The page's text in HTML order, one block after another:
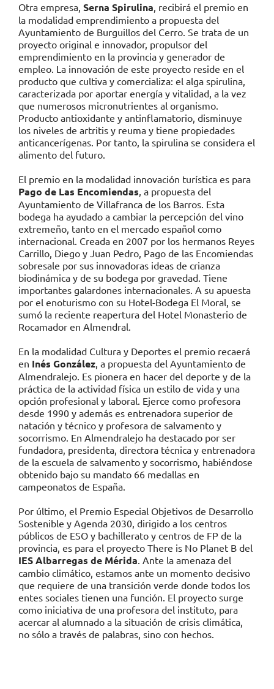
Otra empresa, Serna Spirulina, recibirá el premio en
la modalidad emprendimiento a propuesta del
Ayuntamiento de Burguillos del Cerro. Se trata de un
proyecto original e innovador, propulsor del
emprendimiento en la provincia y generador de
empleo. La innovación de este proyecto reside en el
producto que cultiva y comercializa: el alga spirulina,
caracterizada por aportar energía y vitalidad, a la vez
que numerosos micronutrientes al organismo.
Producto antioxidante y antinflamatorio, disminuye
los niveles de artritis y reuma y tiene propiedades
anticancerígenas. Por tanto, la spirulina se considera el
alimento del futuro.
El premio en la modalidad innovación turística es para
Pago de Las Encomiendas, a propuesta del
Ayuntamiento de Villafranca de los Barros. Esta
bodega ha ayudado a cambiar la percepción del vino
extremeño, tanto en el mercado español como
internacional. Creada en 2007 por los hermanos Reyes
Carrillo, Diego y Juan Pedro, Pago de las Encomiendas
sobresale por sus innovadoras ideas de crianza
biodinámica y de su bodega por gravedad. Tiene
importantes galardones internacionales. A su apuesta
por el enoturismo con su Hotel-Bodega El Moral, se
sumó la reciente reapertura del Hotel Monasterio de
Rocamador en Almendral.
En la modalidad Cultura y Deportes el premio recaerá
en Inés González, a propuesta del Ayuntamiento de
Almendralejo. Es pionera en hacer del deporte y de la
práctica de la actividad física un estilo de vida y una
opción profesional y laboral. Ejerce como profesora
desde 1990 y además es entrenadora superior de
natación y técnico y profesora de salvamento y
socorrismo. En Almendralejo ha destacado por ser
fundadora, presidenta, directora técnica y entrenadora
de la escuela de salvamento y socorrismo, habiéndose
obtenido bajo su mandato 66 medallas en
campeonatos de España.
Por último, el Premio Especial Objetivos de Desarrollo
Sostenible y Agenda 2030, dirigido a los centros
públicos de ESO y bachillerato y centros de FP de la
provincia, es para el proyecto There is No Planet B del
IES Albarregas de Mérida. Ante la amenaza del
cambio climático, estamos ante un momento decisivo
que requiere de una transición verde donde todos los
entes sociales tienen una función. El proyecto surge
como iniciativa de una profesora del instituto, para
acercar al alumnado a la situación de crisis climática,
no sólo a través de palabras, sino con hechos.